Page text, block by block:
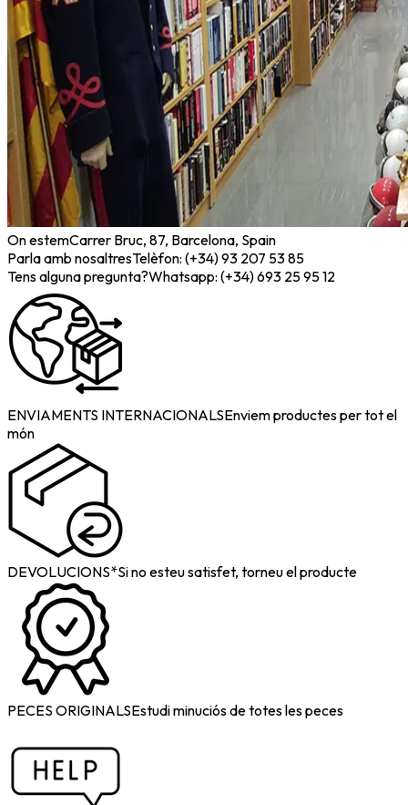
On estemCarrer Bruc, 87, Barcelona, Spain
Parla amb nosaltresTelèfon: (+34) 93 207 53 85
Tens alguna pregunta?Whatsapp: (+34) 693 25 95 12
ENVIAMENTS INTERNACIONALSEnviem productes per tot el
món
DEVOLUCIONS*Si no esteu satisfet, torneu el producte
PECES ORIGINALSEstudi minuciós de totes les peces